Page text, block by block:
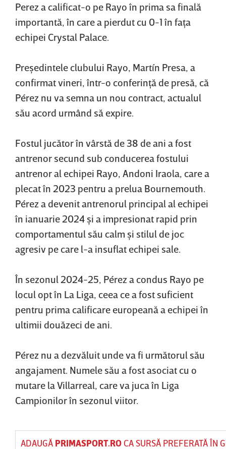
Perez a calificat-o pe Rayo în prima sa finală
importantă, în care a pierdut cu 0-1 în faţa
echipei Crystal Palace.
Preşedintele clubului Rayo, Martín Presa, a
confirmat vineri, într-o conferinţă de presă, că
Pérez nu va semna un nou contract, actualul
său acord urmând să expire.
Fostul jucător în vârstă de 38 de ani a fost
antrenor secund sub conducerea fostului
antrenor al echipei Rayo, Andoni Iraola, care a
plecat în 2023 pentru a prelua Bournemouth.
Pérez a devenit antrenorul principal al echipei
în ianuarie 2024 şi a impresionat rapid prin
comportamentul său calm şi stilul de joc
agresiv pe care l-a insuflat echipei sale.
În sezonul 2024-25, Pérez a condus Rayo pe
locul opt în La Liga, ceea ce a fost suficient
pentru prima calificare europeană a echipei în
ultimii douăzeci de ani.
Pérez nu a dezvăluit unde va fi următorul său
angajament. Numele său a fost asociat cu o
mutare la Villarreal, care va juca în Liga
Campionilor în sezonul viitor.
ADAUGĂ PRIMASPORT.ROCA SURSĂ PREFERATĂ ÎN